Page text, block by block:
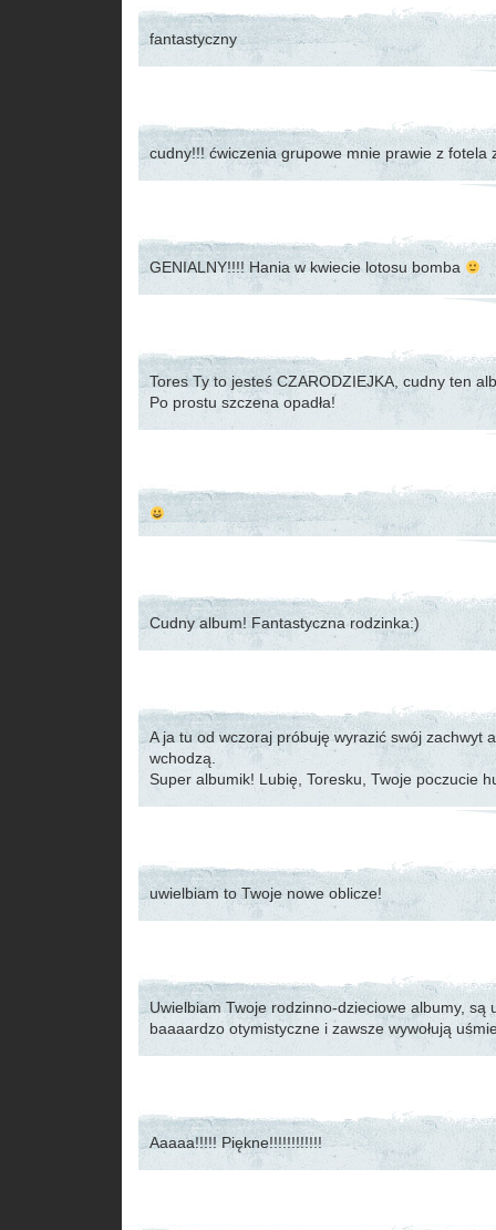
fantastyczny
cudny!!! ćwiczenia grupowe mnie prawie z fotela
GENIALNY!!!! Hania w kwiecie lotosu bomba
Tores Ty to jesteś CZARODZIEJKA, cudny ten
Po prostu szczena opadła!
Cudny album! Fantastyczna rodzinka:)
A ja tu od wczoraj próbuję wyrazić swój zachwyt
wchodzą.
Super albumik! Lubię, Toresku, Twoje poczucie
uwielbiam to Twoje nowe oblicze!
Uwielbiam Twoje rodzinno-dzieciowe albumy, są
baaaardzo otymistyczne i zawsze wywołują
Aaaaa!!!!! Piękne!!!!!!!!!!!!